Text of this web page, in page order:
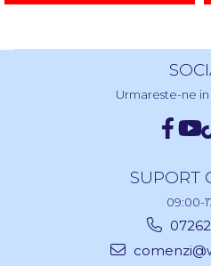
Urmareste-ne
SUPORT
09:00-